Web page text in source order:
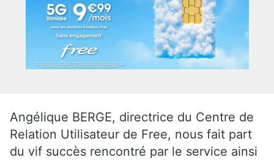
Angélique BERGE, directrice du Centre de
Relation Utilisateur de Free, nous fait part
du vif succès rencontré par le service ainsi